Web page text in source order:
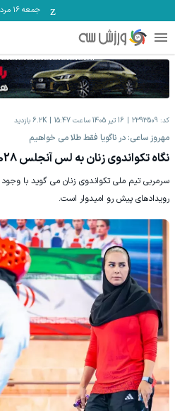
جمعه ۱۶ مرداد
کد: 2393509 16 تیر 1405 ساعت 15:47 6.2K بازدید
مهروز ساعی: در ناگویا فقط طلا می خواهیم
نگاه تکواندوی زنان به لس آنجلس 2028
سرمربی تیم ملی تکواندوی زنان می گوید با
رویدادهای پیش رو امیدوار است.